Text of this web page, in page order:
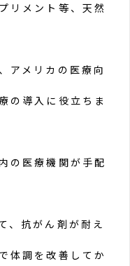
リメント等、天然
アメリカの医療向
の導入に役立ちま
の医療機関が手配
、抗がん剤が耐え
体調を改善してか